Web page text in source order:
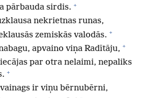
pārbauda sirdis. +
nekrietnas runas,
zemiskās valodās. +
apvaino viņa Radītāju, +
par otra nelaimi, nepaliks
+
ir viņu bērnubērni,